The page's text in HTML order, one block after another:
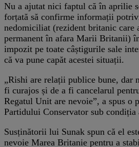
Nu a ajutat nici faptul că în aprilie
forțată să confirme informații
nedomiciliat (rezident britanic care
permanent în afara Marii Britanii)
impozit pe toate câștigurile sale
că va pune capăt acestei situații.
„Rishi are relații publice bune, dar
fi curajos și de a fi cancelarul
Regatul Unit are nevoie”, a spus o
Partidului Conservator sub condiția
Susținătorii lui Sunak spun că el
nevoie Marea Britanie pentru a